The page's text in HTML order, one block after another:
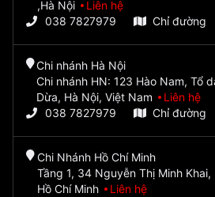
,Hà Nội
Liên hệ
038 7827979
Chỉ đường
Chi nhánh Hà Nội
Chi nhánh HN: 123 Hào Nam, Tổ
Dừa, Hà Nội, Việt Nam
Liên hệ
038 7827979
Chỉ đường
Chi Nhánh Hồ Chí Minh
Tầng 1, 34 Nguyễn Thị Minh Khai,
Hồ Chí Minh
Liên hệ